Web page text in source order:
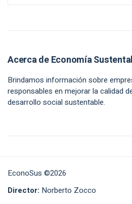
Acerca de Economía
Brindamos información sobre
responsables en mejorar la calidad
desarrollo social sustentable.
EconoSus ©2026
Director: Norberto Zocco